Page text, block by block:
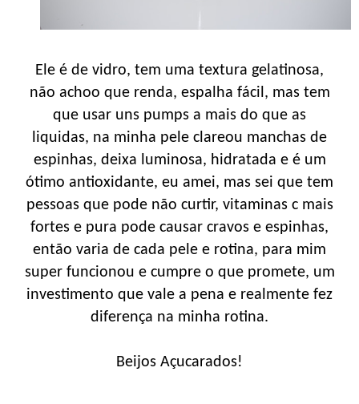
Ele é de vidro, tem uma textura gelatinosa,
não achoo que renda, espalha fácil, mas tem
que usar uns pumps a mais do que as
liquidas, na minha pele clareou manchas de
espinhas, deixa luminosa, hidratada e é um
ótimo antioxidante, eu amei, mas sei que tem
pessoas que pode não curtir, vitaminas c mais
fortes e pura pode causar cravos e espinhas,
então varia de cada pele e rotina, para mim
super funcionou e cumpre o que promete, um
investimento que vale a pena e realmente fez
diferença na minha rotina.
Beijos Açucarados!